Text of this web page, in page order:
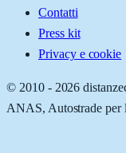
Contatti
Press kit
Privacy e cookie
© 2010 - 2026
ANAS, Autostrade per